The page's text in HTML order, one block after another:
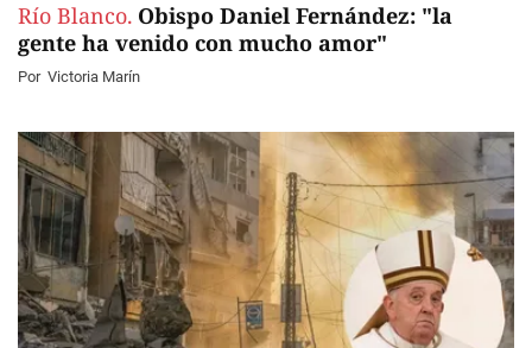
Río Blanco. Obispo Daniel Fernández: "la
gente ha venido con mucho amor"
Por Victoria Marín